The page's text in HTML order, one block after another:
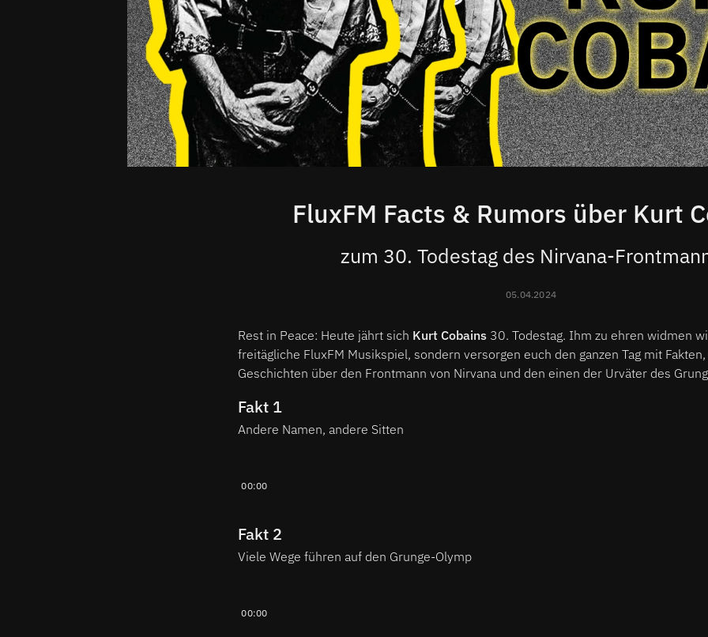
FluxFM Facts & Rumors über Kurt
zum 30. Todestag des Nirvana-
05.04.2024
Rest in Peace: Heute jährt sich Kurt Cobains 30. Todestag. Ihm zu ehren widmen
freitägliche FluxFM Musikspiel, sondern versorgen euch den ganzen Tag mit
Geschichten über den Frontmann von Nirvana und den einen der Urväter des
Fakt 1
Andere Namen, andere Sitten
00:00
Fakt 2
Viele Wege führen auf den Grunge-Olymp
00:00